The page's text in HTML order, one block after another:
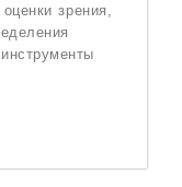
зрения,